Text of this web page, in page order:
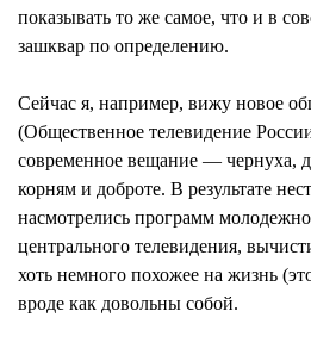
показывать то же самое, что и в
зашквар по определению.
Сейчас я, например, вижу новое
(Общественное телевидение
современное вещание — чернуха,
корням и доброте. В результате
насмотрелись программ
центрального телевидения,
хоть немного похожее на жизнь
вроде как довольны собой.